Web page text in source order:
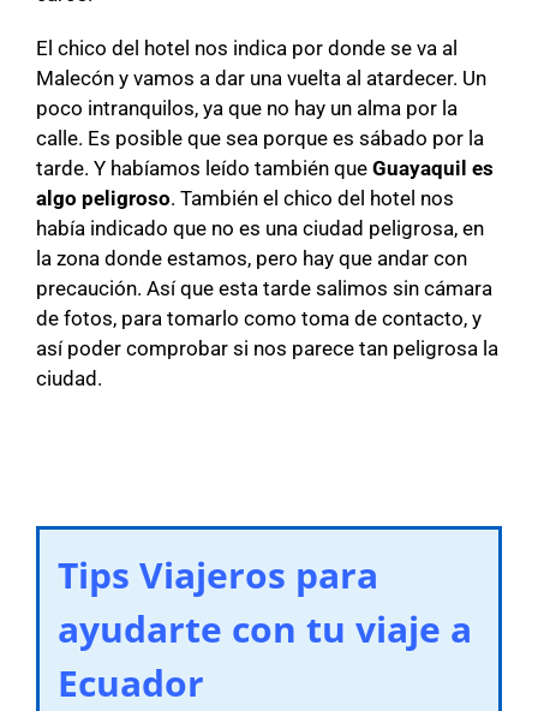
El chico del hotel nos indica por donde se va al
Malecón y vamos a dar una vuelta al atardecer. Un
poco intranquilos, ya que no hay un alma por la
calle. Es posible que sea porque es sábado por la
tarde. Y habíamos leído también que Guayaquil es
algo peligroso. También el chico del hotel nos
había indicado que no es una ciudad peligrosa, en
la zona donde estamos, pero hay que andar con
precaución. Así que esta tarde salimos sin cámara
de fotos, para tomarlo como toma de contacto, y
así poder comprobar si nos parece tan peligrosa la
ciudad.
Tips Viajeros para
ayudarte con tu viaje a
Ecuador